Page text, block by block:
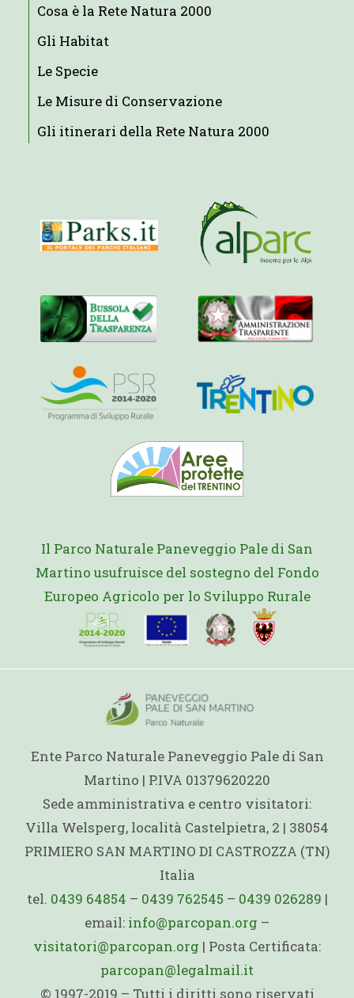
Cosa è la Rete Natura 2000
Gli Habitat
Le Specie
Le Misure di Conservazione
Gli itinerari della Rete Natura 2000
Il Parco Naturale Paneveggio Pale di San
Martino usufruisce del sostegno del Fondo
Europeo Agricolo per lo Sviluppo Rurale
Ente Parco Naturale Paneveggio Pale di San
Martino | P.IVA 01379620220
Sede amministrativa e centro visitatori:
Villa Welsperg, località Castelpietra, 2 | 38054
PRIMIERO SAN MARTINO DI CASTROZZA (TN)
Italia
tel. 0439 64854 – 0439 762545 – 0439 026289 |
email: info@parcopan.org –
visitatori@parcopan.org | Posta Certificata:
parcopan@legalmail.it
© 1997-2019 – Tutti i diritti sono riservati